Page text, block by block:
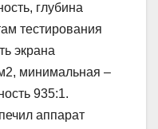
глубина
тестирования
экрана
минимальная –
935:1.
аппарат